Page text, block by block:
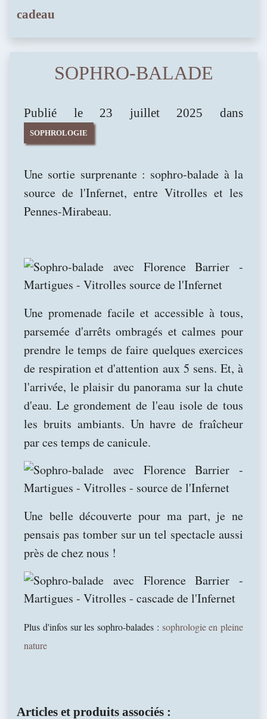
cadeau
SOPHRO-BALADE
Publié le 23 juillet 2025 dans
SOPHROLOGIE
Une sortie surprenante : sophro-balade à la
source de l'Infernet, entre Vitrolles et les
Pennes-Mirabeau.
Une promenade facile et accessible à tous,
parsemée d'arrêts ombragés et calmes pour
prendre le temps de faire quelques exercices
de respiration et d'attention aux 5 sens. Et, à
l'arrivée, le plaisir du panorama sur la chute
d'eau. Le grondement de l'eau isole de tous
les bruits ambiants. Un havre de fraîcheur
par ces temps de canicule.
Une belle découverte pour ma part, je ne
pensais pas tomber sur un tel spectacle aussi
près de chez nous !
Plus d'infos sur les sophro-balades : sophrologie en pleine
nature
Articles et produits associés :